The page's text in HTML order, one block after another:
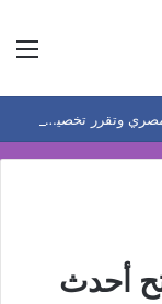
كاي إنترناشونال تشيد بقوة سوق السيارات المصري وتقرر تخصيص ادارة مباشرة
أحدث